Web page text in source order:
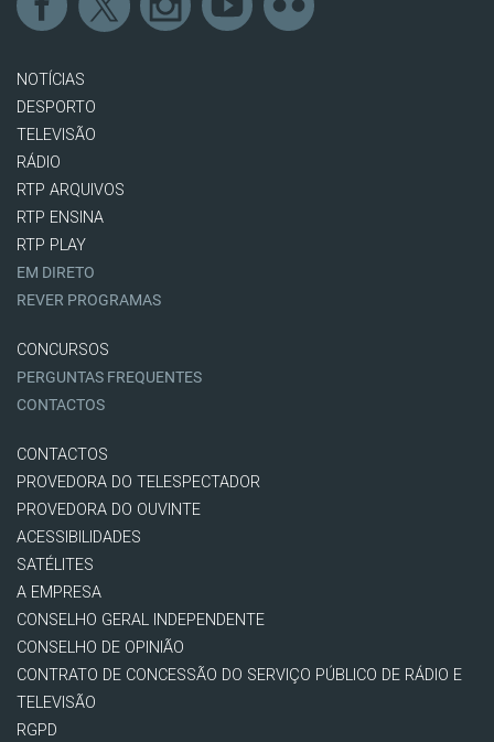
NOTÍCIAS
DESPORTO
TELEVISÃO
RÁDIO
RTP ARQUIVOS
RTP ENSINA
RTP PLAY
EM DIRETO
REVER PROGRAMAS
CONCURSOS
PERGUNTAS FREQUENTES
CONTACTOS
CONTACTOS
PROVEDORA DO TELESPECTADOR
PROVEDORA DO OUVINTE
ACESSIBILIDADES
SATÉLITES
A EMPRESA
CONSELHO GERAL INDEPENDENTE
CONSELHO DE OPINIÃO
CONTRATO DE CONCESSÃO DO SERVIÇO PÚBLICO DE RÁDIO E
TELEVISÃO
RGPD